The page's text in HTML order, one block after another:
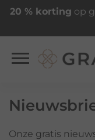
20 % korting op
Onze gratis